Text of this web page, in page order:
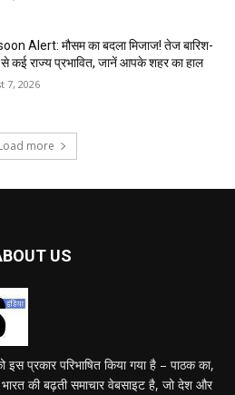
Alert: मौसम का बदला मिजाज! तेज बारिश-
कई राज्य प्रभावित, जानें आपके शहर का हाल
7, 2026
more
US
प्रकार परिभाषित किया गया है – पाठक का,
की बढ़ती समाचार वेबसाइट है, जो देश और